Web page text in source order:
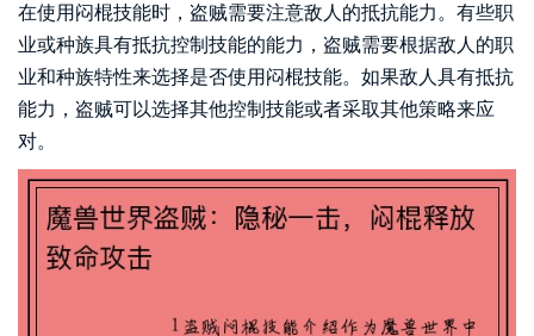
在使用闷棍技能时，盗贼需要注意敌人的抵抗能力。有些职
业或种族具有抵抗控制技能的能力，盗贼需要根据敌人的职
业和种族特性来选择是否使用闷棍技能。如果敌人具有抵抗
能力，盗贼可以选择其他控制技能或者采取其他策略来应
对。